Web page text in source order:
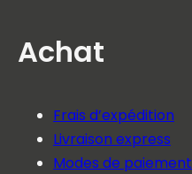
Achat
Frais d’expédition
Livraison express
Modes de paiement